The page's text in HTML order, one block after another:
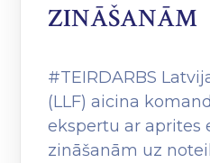
ZINĀŠANĀM
#TEIRDARBS
(LLF) aicina
ekspertu ar aprites
zināšanām uz